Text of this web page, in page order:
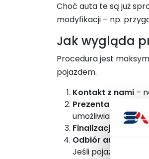
Choć auta te są już
modyfikacji – np.
Jak wygląda
Procedura jest
pojazdem.
Kontakt z nami –
Prezentacja
umożliwiamy
Finalizacja
Odbiór auta– w
Jeśli pojazd jest